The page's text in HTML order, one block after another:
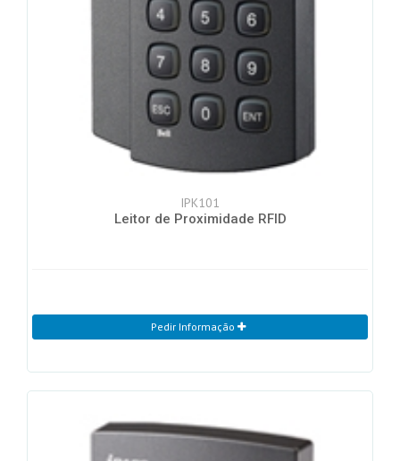
IPK101
Leitor de Proximidade RFID
Pedir Informação